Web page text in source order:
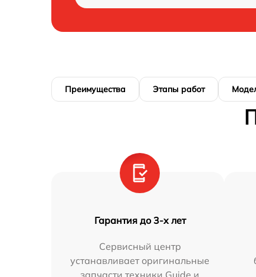
Преимущества Этапы работ
Гарантия до 3-х лет
Сервисный центр
устанавливает оригинальные